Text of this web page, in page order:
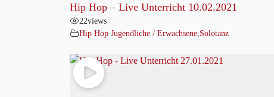
Hip Hop – Live Unterricht 10.02.2021
22views
Hip Hop Jugendliche / Erwachsene Solotanz